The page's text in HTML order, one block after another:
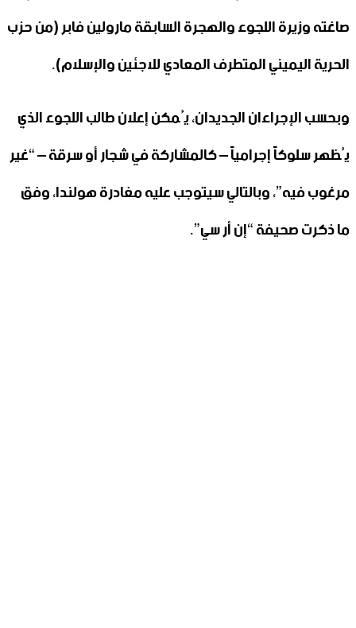
صاغته وزيرة اللجوء والهجرة السابقة مارولين فابر (من حزب
الحرية اليميني المتطرف المعادي للاجئين والإسلام).
وبحسب الإجراءان الجديدان، يُمكن إعلان طالب اللجوء الذي
يُظهر سلوكاً إجرامياً – كالمشاركة في شجار أو سرقة – “غير
مرغوب فيه”، وبالتالي سيتوجب عليه مغادرة هولندا، وفق
ما ذكرت صحيفة “إن أر سي”.